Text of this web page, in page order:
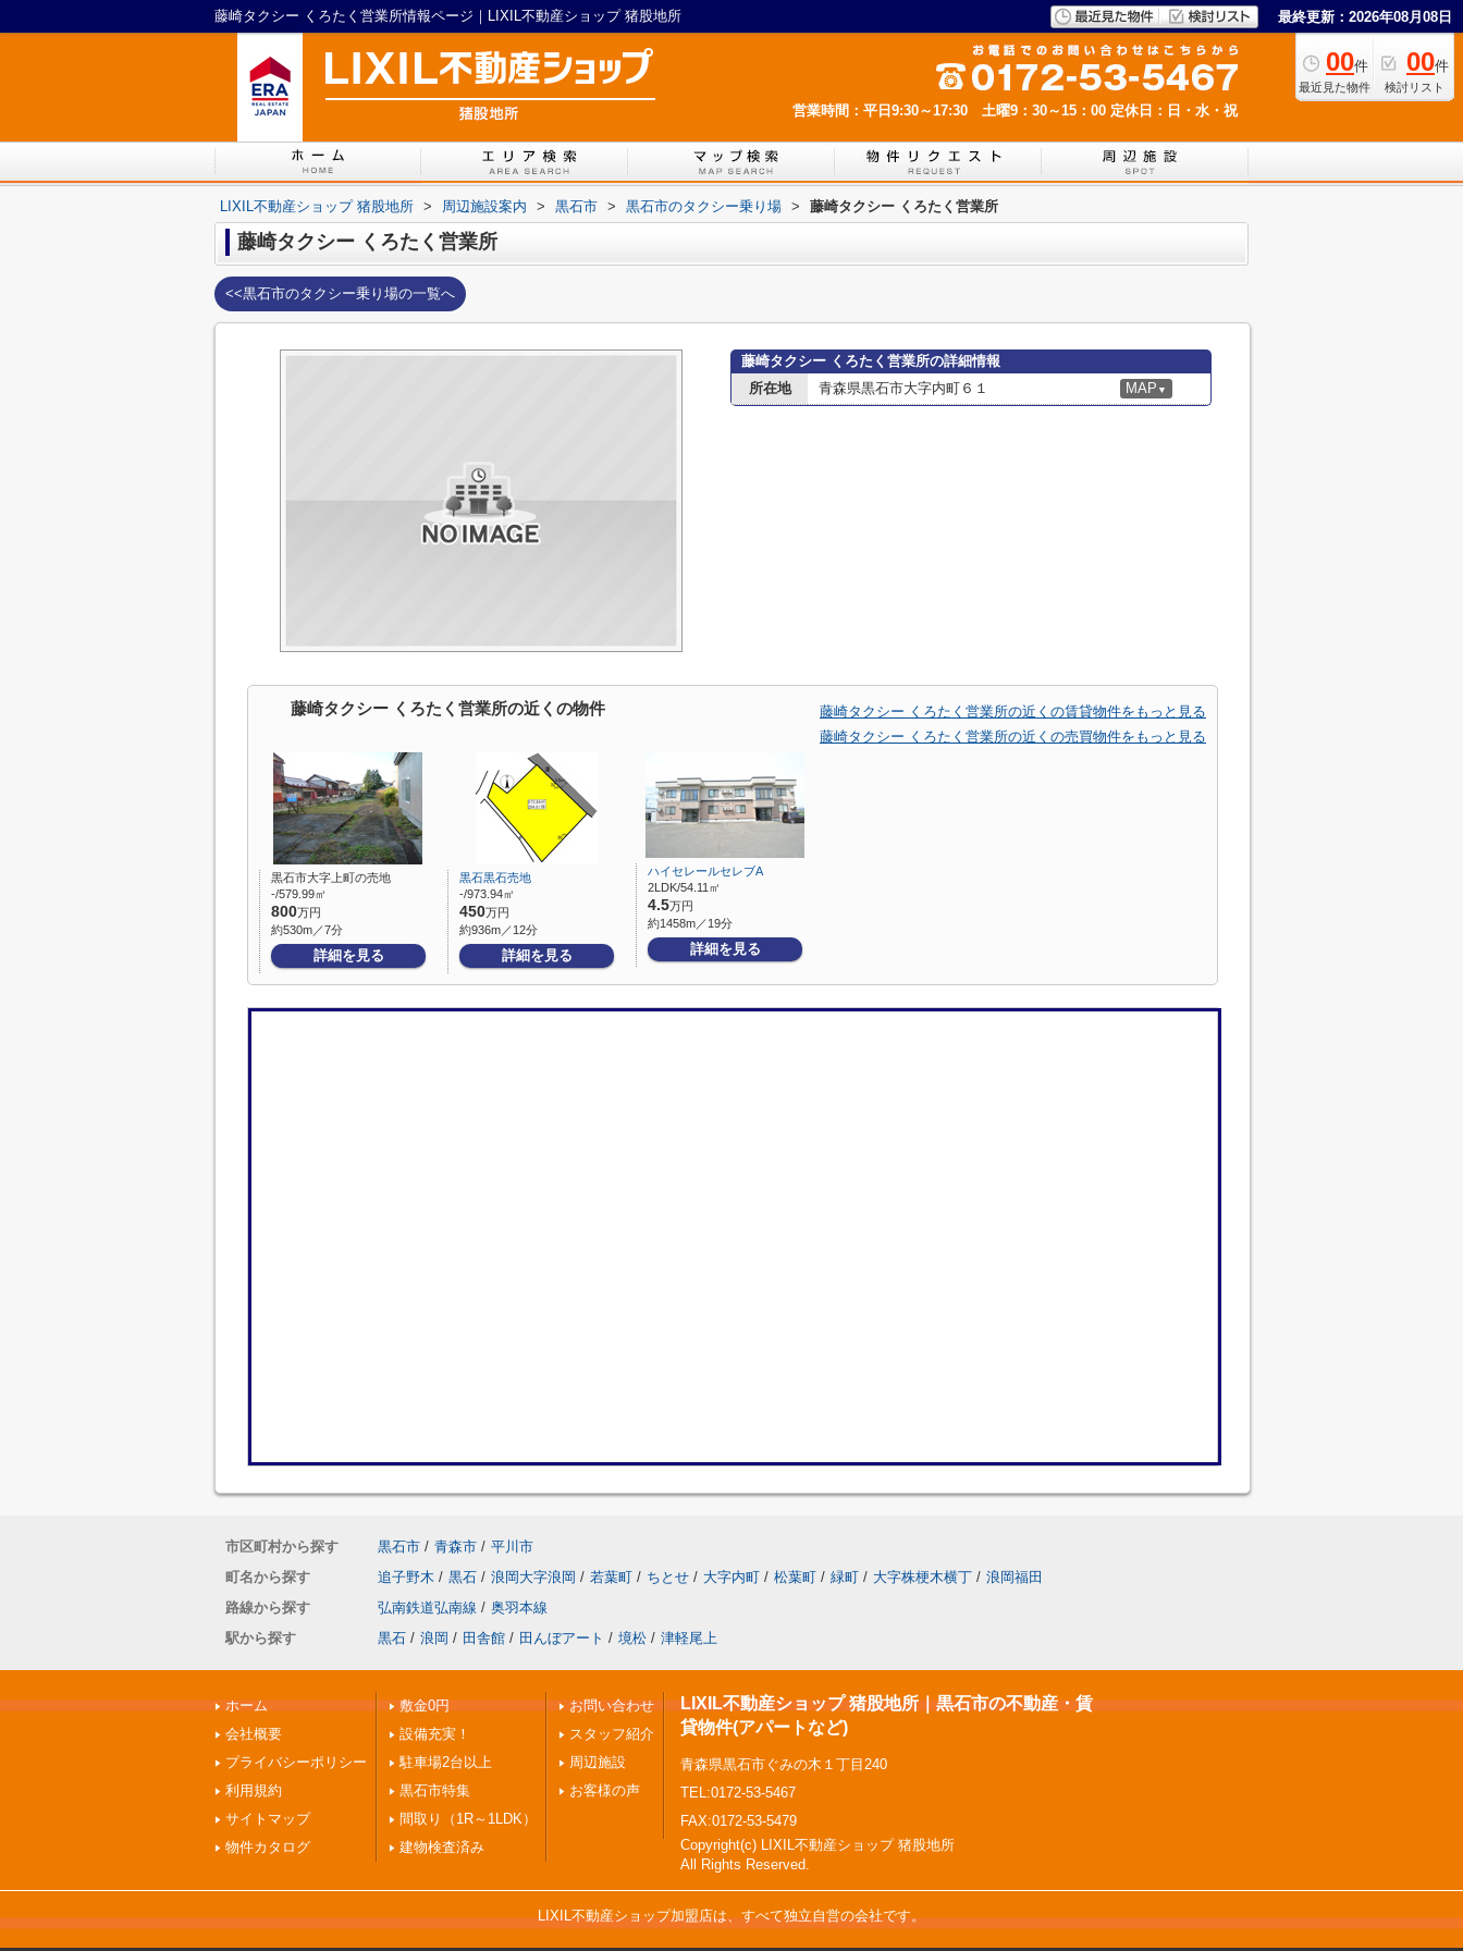
藤崎タクシー くろたく営業所情報ページ｜LIXIL不動産ショップ 猪股地所 最終更新：2026年08月08日
00件
最近見た物件
00件
検討リスト
営業時間：平日9:30～17:30 土曜9：30～15：00 定休日：日・水・祝
LIXIL不動産ショップ 猪股地所 > 周辺施設案内 > 黒石市 > 黒石市のタクシー乗り場 > 藤崎タクシー くろたく営業所
藤崎タクシー くろたく営業所
<<黒石市のタクシー乗り場の一覧へ
藤崎タクシー くろたく営業所の詳細情報
所在地
青森県黒石市大字内町６１ MAP ▼
藤崎タクシー くろたく営業所の近くの物件
藤崎タクシー くろたく営業所の近くの賃貸物件をもっと見る
藤崎タクシー くろたく営業所の近くの売買物件をもっと見る
黒石市大字上町の売地
-/579.99㎡
800万円
約530m／7分
詳細を見る
黒石黒石売地
-/973.94㎡
450万円
約936m／12分
詳細を見る
ハイセレールセレブA
2LDK/54.11㎡
4.5万円
約1458m／19分
詳細を見る
市区町村から探す 黒石市 / 青森市 / 平川市
町名から探す
追子野木 / 黒石 / 浪岡大字浪岡 / 若葉町 / ちとせ / 大字内町 / 松葉町 / 緑町 / 大字株梗木横丁 / 浪岡福田
路線から探す
弘南鉄道弘南線 / 奥羽本線
駅から探す
黒石 / 浪岡 / 田舎館 / 田んぼアート / 境松 / 津軽尾上
ホーム
会社概要
プライバシーポリシー
利用規約
サイトマップ
物件カタログ
敷金0円
設備充実！
駐車場2台以上
黒石市特集
間取り（1R～1LDK）
建物検査済み
お問い合わせ
スタッフ紹介
周辺施設
お客様の声
LIXIL不動産ショップ 猪股地所｜黒石市の不動産・賃
貸物件(アパートなど)
青森県黒石市ぐみの木１丁目240
TEL:0172-53-5467
FAX:0172-53-5479
Copyright(c) LIXIL不動産ショップ 猪股地所
All Rights Reserved.
LIXIL不動産ショップ加盟店は、すべて独立自営の会社です。